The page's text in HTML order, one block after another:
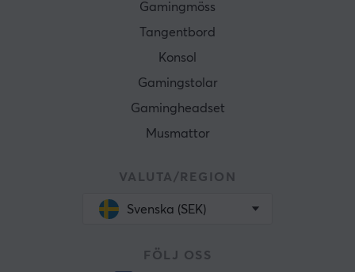
Gamingmöss
Tangentbord
Konsol
Gamingstolar
Gamingheadset
Musmattor
VALUTA/REGION
Svenska (SEK)
FÖLJ OSS